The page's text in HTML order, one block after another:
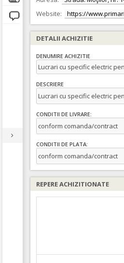
Website:
https://
DETALII ACHIZITIE
DENUMIRE ACHIZITIE
Lucrari cu specific electric
DESCRIERE
Lucrari cu specific electric
CONDITII DE LIVRARE:
conform comanda/contract
CONDITII DE PLATA:
conform comanda/contract
REPERE ACHIZITIONATE